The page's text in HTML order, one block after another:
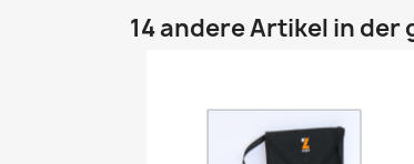
14 andere Artikel in der